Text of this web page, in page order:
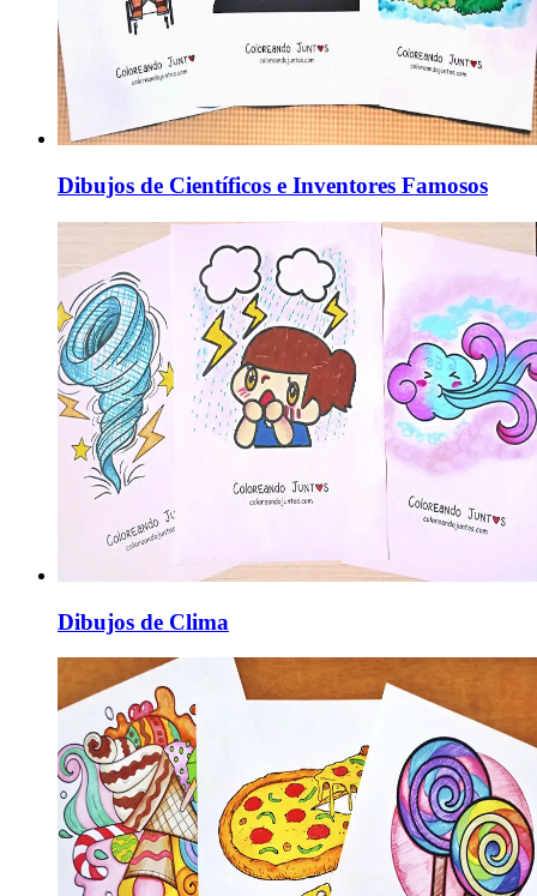
Dibujos de Científicos e Inventores Famosos
Dibujos de Clima